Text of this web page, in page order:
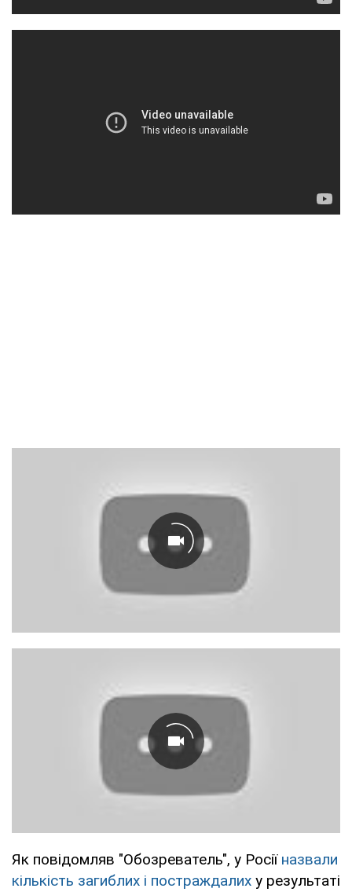
Як повідомляв "Обозреватель", у Росії назвали
кількість загиблих і постраждалих у результаті